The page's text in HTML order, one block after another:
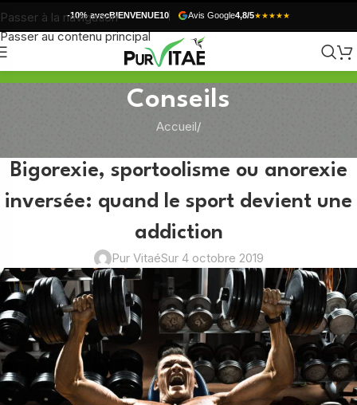
Passer à la navigation
Passer au contenu principal
-10% avecBIENVENUE10 Avis Google4,8/5★★★★★
Conseils
Accueil/
Bigorexie, sportoolisme ou anorexie
inversée: quand le sport devient une
addiction
Pur VitaéSur 4 octobre 2019